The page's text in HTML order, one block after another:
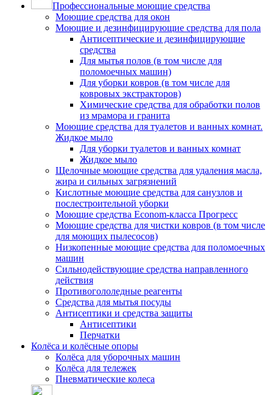
Профессиональные моющие средства
Моющие средства для окон
Моющие и дезинфицирующие средства для пола
Антисептические и дезинфицирующие
средства
Для мытья полов (в том числе для
поломоечных машин)
Для уборки ковров (в том числе для
ковровых экстракторов)
Химические средства для обработки полов
из мрамора и гранита
Моющие средства для туалетов и ванных комнат.
Жидкое мыло
Для уборки туалетов и ванных комнат
Жидкое мыло
Щелочные моющие средства для удаления масла,
жира и сильных загрязнений
Кислотные моющие средства для санузлов и
послестроительной уборки
Моющие средства Econom-класса Прогресс
Моющие средства для чистки ковров (в том числе
для моющих пылесосов)
Низкопенные моющие средства для поломоечных
машин
Сильнодействующие средства направленного
действия
Противогололедные реагенты
Средства для мытья посуды
Антисептики и средства защиты
Антисептики
Перчатки
Колёса и колёсные опоры
Колёса для уборочных машин
Колёса для тележек
Пневматические колеса